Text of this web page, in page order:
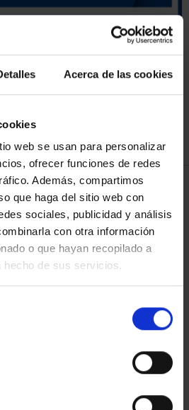
Acerca de las cookies
web se usan para personalizar
ofrecer funciones de redes
Además, compartimos
que haga del sitio web con
sociales, publicidad y análisis
con otra información
o que hayan recopilado a
hecho de sus servicios.
REFINAR
275 ANIVERSARIO DE
COMETA